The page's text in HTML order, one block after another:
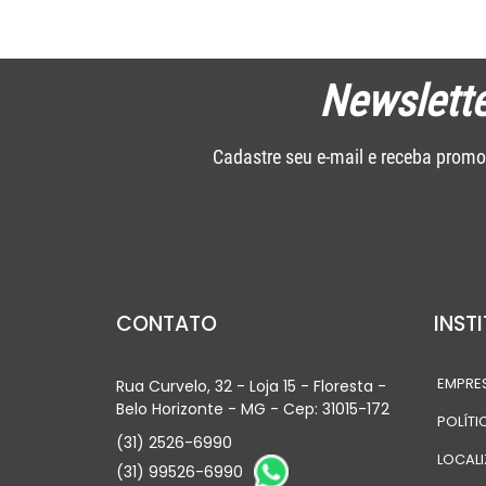
Cadastre seu e-mail e receba
CONTATO
Rua Curvelo, 32 - Loja 15 - Floresta -
Belo Horizonte - MG - Cep: 31015-172
(31) 2526-6990
(31) 99526-6990